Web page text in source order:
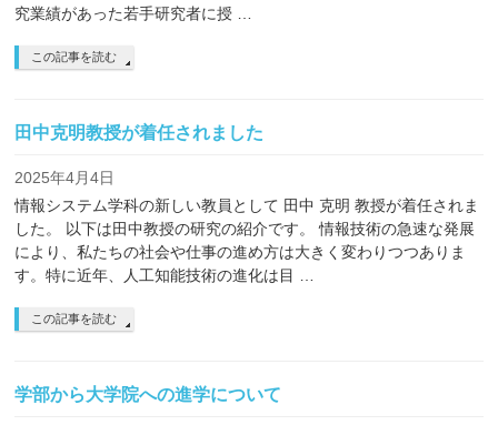
究業績があった若手研究者に授 …
この記事を読む
田中克明教授が着任されました
2025年4月4日
情報システム学科の新しい教員として 田中 克明 教授が着任されま
した。 以下は田中教授の研究の紹介です。 情報技術の急速な発展
により、私たちの社会や仕事の進め方は大きく変わりつつありま
す。特に近年、人工知能技術の進化は目 …
この記事を読む
学部から大学院への進学について